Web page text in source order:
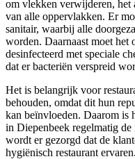
om vlekken verwijderen, het
van alle oppervlakken. Er
sanitair, waarbij alle
worden. Daarnaast moet
desinfecteerd met speciale
dat er bacteriën verspreid
Het is belangrijk voor
behouden, omdat dit hun
kan beïnvloeden. Daarom is
in Diepenbeek regelmatig de
wordt er gezorgd dat de
hygiënisch restaurant ervaren.